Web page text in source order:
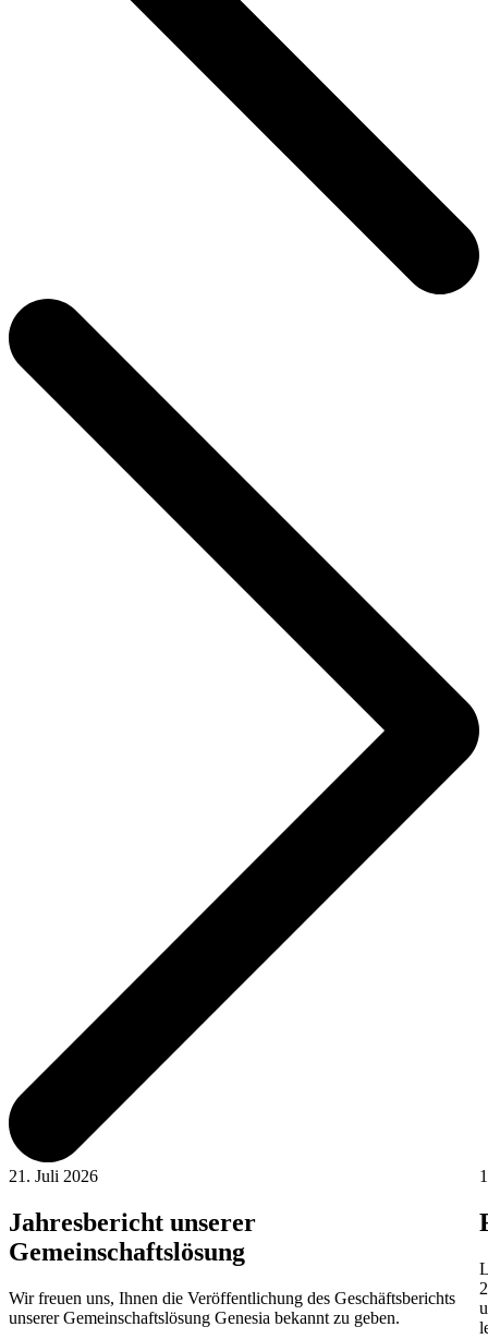
21. Juli 2026
Jahresbericht unserer
Gemeinschaftslösung
Wir freuen uns, Ihnen die Veröffentlichung des Geschäftsberichts
unserer Gemeinschaftslösung Genesia bekannt zu geben.